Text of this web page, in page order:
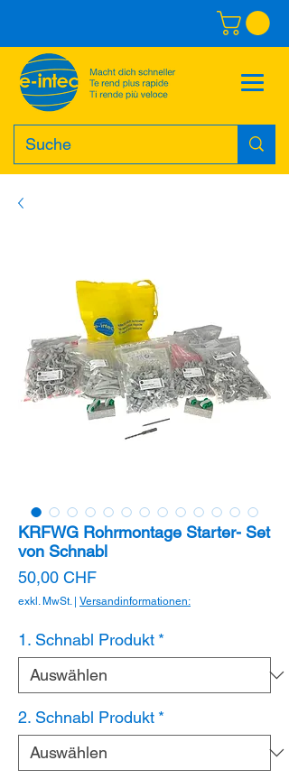
KRFWG Rohrmontage Starter- Set
von Schnabl
50,00 CHFPreis
exkl. MwSt. | Versandinformationen:
1. Schnabl Produkt *
2. Schnabl Produkt *